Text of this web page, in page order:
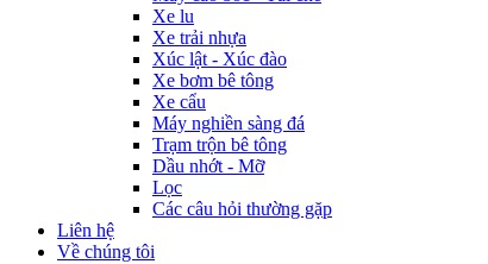
Xe lu
Xe trải nhựa
Xúc lật - Xúc đào
Xe bơm bê tông
Xe cẩu
Máy nghiền sàng đá
Trạm trộn bê tông
Dầu nhớt - Mỡ
Lọc
Các câu hỏi thường gặp
Liên hệ
Về chúng tôi